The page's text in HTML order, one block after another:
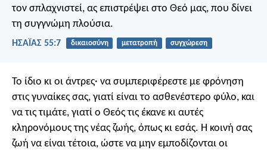
τον σπλαχνιστεί, ας επιστρέψει στο Θεό μας, που δίνει
τη συγγνώμη πλούσια.
ΗΣΑΪΑΣ 55:7 δικαιοσύνη μετατροπή συγχώρεση
Το ίδιο κι οι άντρες· να συμπεριφέρεστε με φρόνηση
στις γυναίκες σας, γιατί είναι το ασθενέστερο φύλο, και
να τις τιμάτε, γιατί ο Θεός τις έκανε κι αυτές
κληρονόμους της νέας ζωής, όπως κι εσάς. Η κοινή σας
ζωή να είναι τέτοια, ώστε να μην εμποδίζονται οι